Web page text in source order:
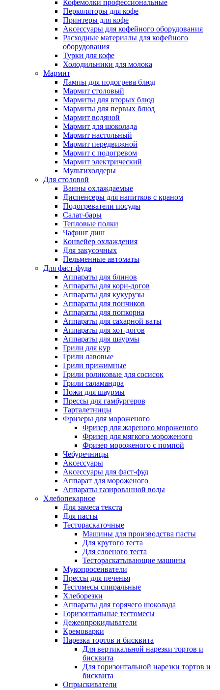
Кофемолки профессиональные
Перколяторы для кофе
Принтеры для кофе
Аксессуары для кофейного оборудования
Расходные материалы для кофейного
оборудования
Турки для кофе
Холодильники для молока
Мармит
Лампы для подогрева блюд
Мармит столовый
Мармиты для вторых блюд
Мармиты для первых блюд
Мармит водяной
Мармит для шоколада
Мармит настольный
Мармит передвижной
Мармит с подогревом
Мармит электрический
Мультихолдеры
Для столовой
Ванны охлаждаемые
Диспенсеры для напитков с краном
Подогреватели посуды
Салат-бары
Тепловые полки
Чафинг диш
Конвейер охлаждения
Для закусочных
Пельменные автоматы
Для фаст-фуда
Аппараты для блинов
Аппараты для корн-догов
Аппараты для кукурузы
Аппараты для пончиков
Аппараты для попкорна
Аппараты для сахарной ваты
Аппараты для хот-догов
Аппараты для шаурмы
Грили для кур
Грили лавовые
Грили прижимные
Грили роликовые для сосисок
Грили саламандра
Ножи для шаурмы
Прессы для гамбургеров
Тарталетницы
Фризеры для мороженого
Фризер для жареного мороженого
Фризер для мягкого мороженого
Фризер мороженого с помпой
Чебуречницы
Аксессуары
Аксессуары для фаст-фуд
Аппарат для мороженого
Аппараты газированной воды
Хлебопекарное
Для замеса текста
Для пасты
Тестораскаточные
Машины для производства пасты
Для крутого теста
Для слоеного теста
Тестораскатывающие машины
Мукопросеиватели
Прессы для печенья
Тестомесы спиральные
Хлеборезки
Аппараты для горячего шоколада
Горизонтальные тестомесы
Дежеопрокидыватели
Кремоварки
Нарезка тортов и бисквита
Для вертикальной нарезки тортов и
бисквита
Для горизонтальной нарезки тортов и
бисквита
Опрыскиватели